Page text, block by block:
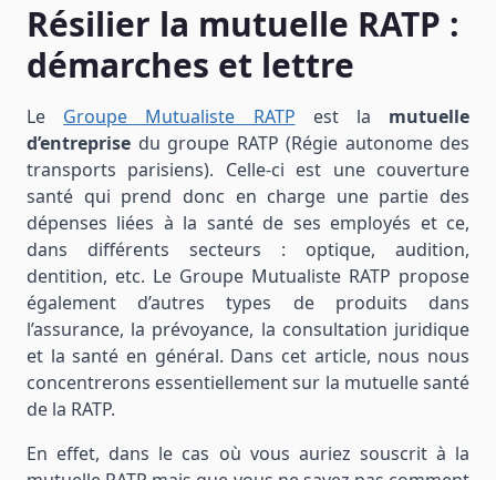
Résilier la mutuelle RATP :
démarches et lettre
Le Groupe Mutualiste RATP est la mutuelle
d’entreprise du groupe RATP (Régie autonome des
transports parisiens). Celle-ci est une couverture
santé qui prend donc en charge une partie des
dépenses liées à la santé de ses employés et ce,
dans différents secteurs : optique, audition,
dentition, etc. Le Groupe Mutualiste RATP propose
également d’autres types de produits dans
l’assurance, la prévoyance, la consultation juridique
et la santé en général. Dans cet article, nous nous
concentrerons essentiellement sur la mutuelle santé
de la RATP.
En effet, dans le cas où vous auriez souscrit à la